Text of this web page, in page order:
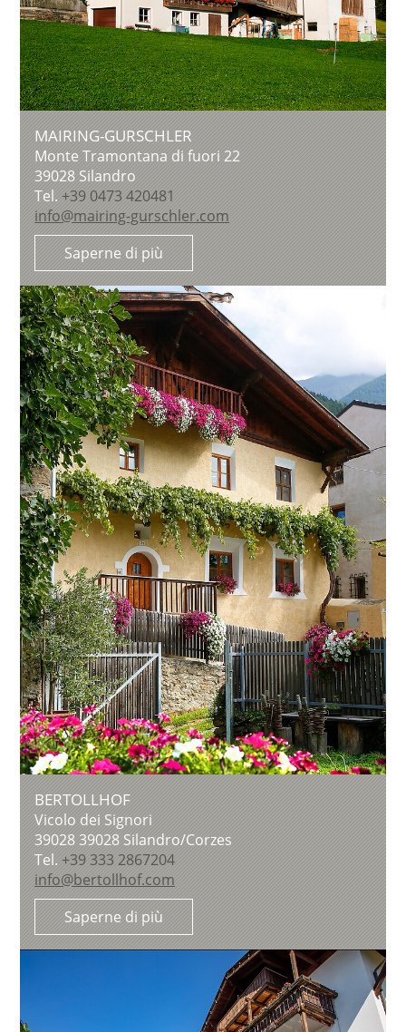
MAIRING-GURSCHLER
Monte Tramontana di fuori 22
39028Silandro
Tel.+39 0473 420481
info@mairing-gurschler.com
Saperne di più
BERTOLLHOF
Vicolo dei Signori
3902839028 Silandro/Corzes
Tel.+39 333 2867204
info@bertollhof.com
Saperne di più